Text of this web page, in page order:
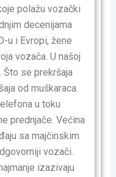
polažu vozački
decenijama
u i Evropi, žene
vozača. U našoj
se prekršaja
od muškaraca.
u toku
prednjače. Većina
sa majčinskim
vozači.
izazivaju